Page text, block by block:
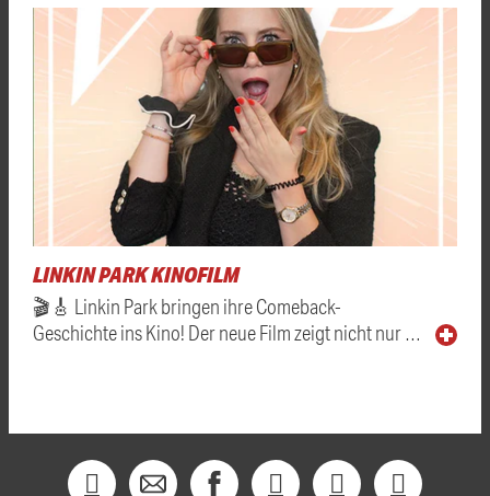
LINKIN PARK KINOFILM
🎬🎸 Linkin Park bringen ihre Comeback-
Geschichte ins Kino! Der neue Film zeigt nicht nur …